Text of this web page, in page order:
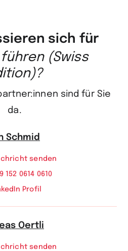
sich für
(Swiss
sind für Sie
da.
Schmid
senden
152 0614 0610
Profil
Oertli
senden